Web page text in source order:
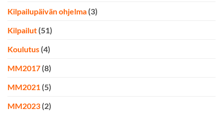
Kilpailupäivän ohjelma (3)
Kilpailut (51)
Koulutus (4)
MM2017 (8)
MM2021 (5)
MM2023 (2)